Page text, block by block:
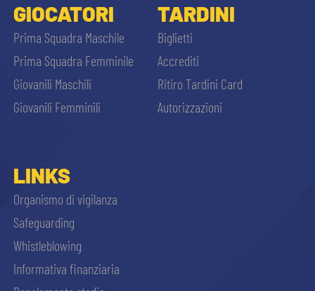
GIOCATORI
Prima Squadra Maschile
Prima Squadra Femminile
Giovanili Maschili
Giovanili Femminili
TARDINI
Biglietti
Accrediti
Ritiro Tardini Card
Autorizzazioni
LINKS
Organismo di vigilanza
Safeguarding
Whistleblowing
Informativa finanziaria